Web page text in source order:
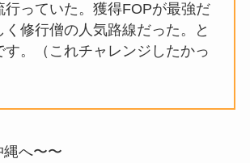
行っていた。獲得FOPが最強だ
く修行僧の人気路線だった。と
す。（これチャレンジしたかっ
へ〜〜